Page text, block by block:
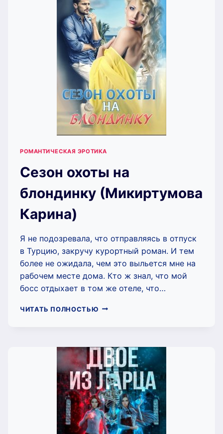
РОМАНТИЧЕСКАЯ ЭРОТИКА
Сезон охоты на
блондинку (Микиртумова
Карина)
Я не подозревала, что отправляясь в отпуск
в Турцию, закручу курортный роман. И тем
более не ожидала, чем это выльется мне на
рабочем месте дома. Кто ж знал, что мой
босс отдыхает в том же отеле, что…
ЧИТАТЬ ПОЛНОСТЬЮ СЕЗОН
(МИКИРТУМОВА
КАРИНА)